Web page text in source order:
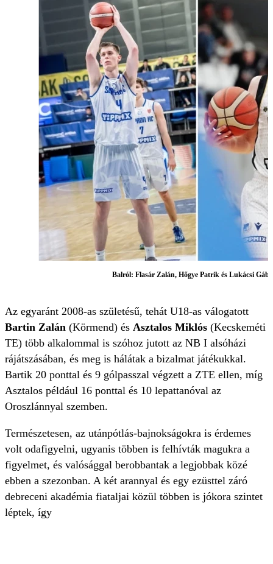
Balról: Flasár Zalán, Hőgye Patrik és Lukácsi
Az egyaránt 2008-as születésű, tehát U18-as válogatott
Bartin Zalán (Körmend) és Asztalos Miklós (Kecskeméti
TE) több alkalommal is szóhoz jutott az NB I alsóházi
rájátszásában, és meg is hálátak a bizalmat játékukkal.
Bartik 20 ponttal és 9 gólpasszal végzett a ZTE ellen, míg
Asztalos például 16 ponttal és 10 lepattanóval az
Oroszlánnyal szemben.
Természetesen, az utánpótlás-bajnokságokra is érdemes
volt odafigyelni, ugyanis többen is felhívták magukra a
figyelmet, és valósággal berobbantak a legjobbak közé
ebben a szezonban. A két arannyal és egy ezüsttel záró
debreceni akadémia fiataljai közül többen is jókora szintet
léptek, így